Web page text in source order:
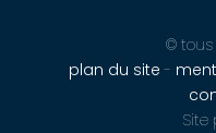
© tous
plan du site -
Site